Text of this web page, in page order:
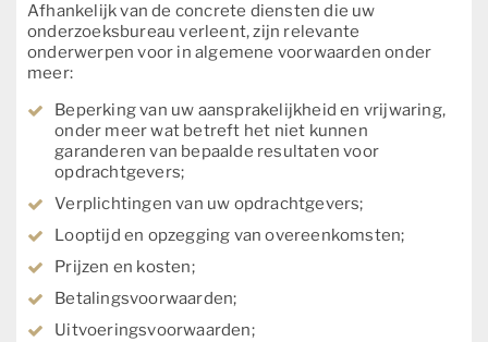
Afhankelijk van de concrete diensten die uw
onderzoeksbureau verleent, zijn relevante
onderwerpen voor in algemene voorwaarden onder
meer:
Beperking van uw aansprakelijkheid en vrijwaring,
onder meer wat betreft het niet kunnen
garanderen van bepaalde resultaten voor
opdrachtgevers;
Verplichtingen van uw opdrachtgevers;
Looptijd en opzegging van overeenkomsten;
Prijzen en kosten;
Betalingsvoorwaarden;
Uitvoeringsvoorwaarden;